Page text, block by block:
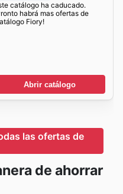
catálogo ha caducado.
habrá mas ofertas de
Fiory!
Abrir catálogo
las ofertas de
de ahorrar